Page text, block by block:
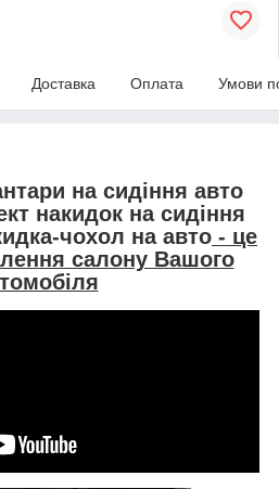
Доставка Оплата Умови
на сидіння авто
накидок на сидіння
чохол на авто - це
салону Вашого